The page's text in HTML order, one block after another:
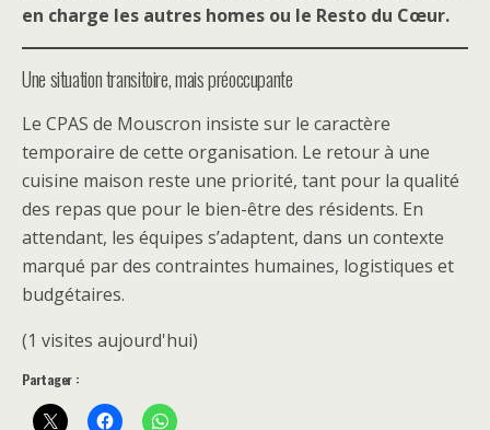
en charge les autres homes ou le Resto du Cœur.
Une situation transitoire, mais préoccupante
Le CPAS de Mouscron insiste sur le caractère
temporaire de cette organisation. Le retour à une
cuisine maison reste une priorité, tant pour la qualité
des repas que pour le bien-être des résidents. En
attendant, les équipes s’adaptent, dans un contexte
marqué par des contraintes humaines, logistiques et
budgétaires.
(1 visites aujourd'hui)
Partager :